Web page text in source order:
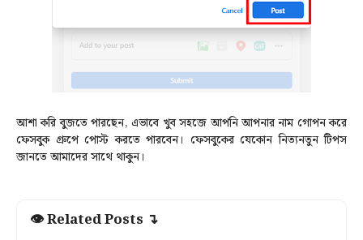
আশা করি বুজতে পারছেন, এভাবে খুব সহজে আপনি আপনার নাম গোপন করে
ফেসবুক গ্রুপে পোস্ট করতে পারবেন। ফেসবুকের যেকোন নিত্যনতুন টিপস
জানতে আমাদের সাথে থাকুন।
👁 Related Posts ↴